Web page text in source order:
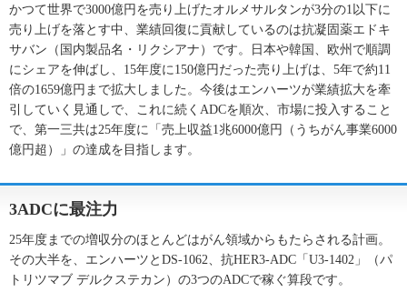
かつて世界で3000億円を売り上げたオルメサルタンが3分の1以下に
売り上げを落とす中、業績回復に貢献しているのは抗凝固薬エドキ
サバン（国内製品名・リクシアナ）です。日本や韓国、欧州で順調
にシェアを伸ばし、15年度に150億円だった売り上げは、5年で約11
倍の1659億円まで拡大しました。今後はエンハーツが業績拡大を牽
引していく見通しで、これに続くADCを順次、市場に投入すること
で、第一三共は25年度に「売上収益1兆6000億円（うちがん事業6000
億円超）」の達成を目指します。
3ADCに最注力
25年度までの増収分のほとんどはがん領域からもたらされる計画。
その大半を、エンハーツとDS-1062、抗HER3-ADC「U3-1402」（パ
トリツマブ デルクステカン）の3つのADCで稼ぐ算段です。